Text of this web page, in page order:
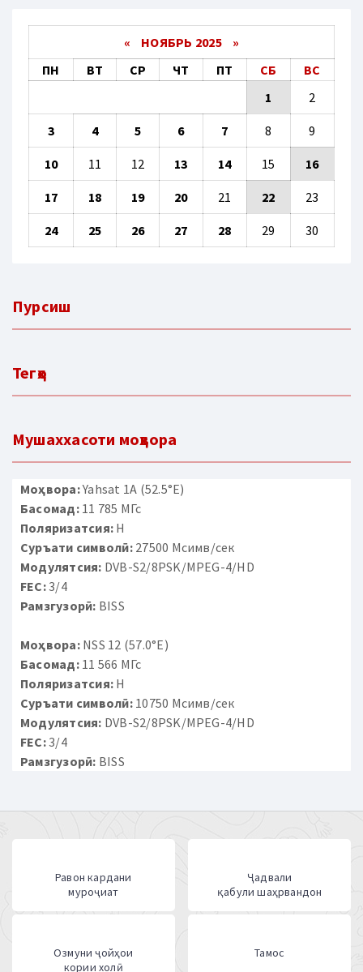
« НОЯБРЬ 2025 »
ПН
ВТ СР ЧТ ПТ СБ
ВС
1
2
3 4 5 6 7 8 9
10 11 12 13 14 15 16
17 18 19 20 21 22 23
24 25 26 27 28 29 30
Пурсиш
Тегҳо
Мушаххасоти моҳвора
Моҳвора:Yahsat 1A (52.5°E)
Басомад:11 785 МГс
Поляризатсия: H
Суръати символӣ:27500 Мсимв/сек
Модулятсия: DVB-S2/8PSK/MPEG-4/HD
FEC:3/4
Рамзгузорӣ: BISS
Моҳвора:NSS 12 (57.0°E)
Басомад:11 566 МГс
Поляризатсия: H
Суръати символӣ:10750 Мсимв/сек
Модулятсия: DVB-S2/8PSK/MPEG-4/HD
FEC:3/4
Рамзгузорӣ: BISS
Равон кардани
муроҷиат
Ҷадвали
қабули шаҳрвандон
Озмуни ҷойҳои
кории холӣ
Тамос